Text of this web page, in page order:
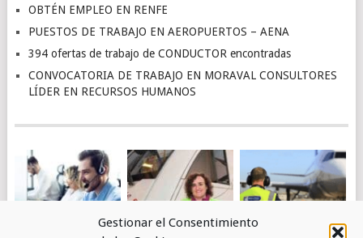
Gestionar el Consentimiento
OBTÉN EMPLEO EN RENFE
PUESTOS DE TRABAJO EN AEROPUERTOS – AENA
394 ofertas de trabajo de CONDUCTOR encontradas
CONVOCATORIA DE TRABAJO EN MORAVAL CONSULTORES
LÍDER EN RECURSOS HUMANOS